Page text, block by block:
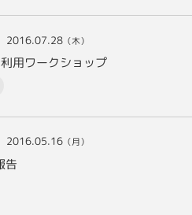
2016.07.28 （木）
用ワークショップ
2016.05.16 （月）
告